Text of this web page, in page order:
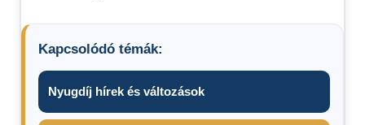
Kapcsolódó témák:
Nyugdíj hírek és változások